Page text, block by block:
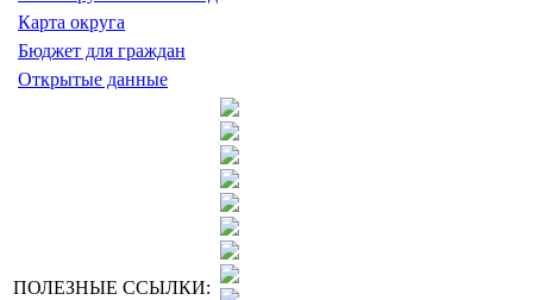
Карта округа
Бюджет для граждан
Открытые данные
ПОЛЕЗНЫЕ ССЫЛКИ: